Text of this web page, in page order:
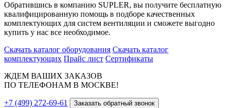
Обратившись в компанию SUPLER, вы получите бесплатную
квалифицированную помощь в подборе качественных
комплектующих для систем вентиляции и сможете выгодно
купить у нас все необходимое.
Скачать каталог оборудования Скачать каталог
комплектующих Прайс лист Сертификаты
ЖДЕМ ВАШИХ ЗАКАЗОВ
ПО ТЕЛЕФОНАМ В МОСКВЕ!
+7 (499) 272-69-61 Заказать обратный звонок